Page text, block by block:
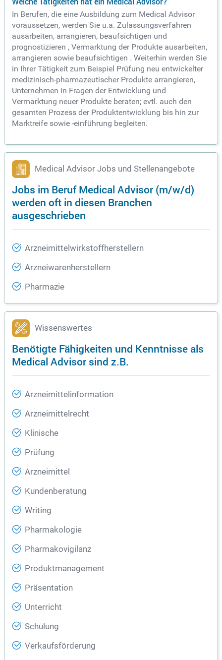
In Berufen, die eine Ausbildung zum Medical Advisor
voraussetzen, werden Sie u.a. Zulassungsverfahren
ausarbeiten, arrangieren, beaufsichtigen und
prognostizieren , Vermarktung der Produkte ausarbeiten,
arrangieren sowie beaufsichtigen . Weiterhin werden Sie
in Ihrer Tätigkeit zum Beispiel Prüfung neu entwickelter
medizinisch-pharmazeutischer Produkte arrangieren,
Unternehmen in Fragen der Entwicklung und
Vermarktung neuer Produkte beraten; evtl. auch den
gesamten Prozess der Produktentwicklung bis hin zur
Marktreife sowie -einführung begleiten.
Medical Advisor Jobs und Stellenangebote
Jobs im Beruf Medical Advisor (m/w/d)
werden oft in diesen Branchen
ausgeschrieben
Arzneimittelwirkstoffherstellern
Arzneiwarenherstellern
Pharmazie
Wissenswertes
Benötigte Fähigkeiten und Kenntnisse als
Medical Advisor sind z.B.
Arzneimittelinformation
Arzneimittelrecht
Klinische
Prüfung
Arzneimittel
Kundenberatung
Writing
Pharmakologie
Pharmakovigilanz
Produktmanagement
Präsentation
Unterricht
Schulung
Verkaufsförderung